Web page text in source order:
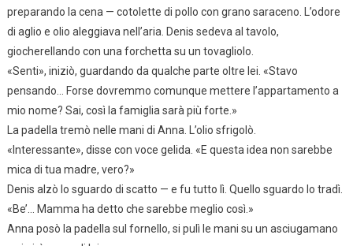
preparando la cena — cotolette di pollo con grano saraceno. L’odore
di aglio e olio aleggiava nell’aria. Denis sedeva al tavolo,
giocherellando con una forchetta su un tovagliolo.
«Senti», iniziò, guardando da qualche parte oltre lei. «Stavo
pensando… Forse dovremmo comunque mettere l’appartamento a
mio nome? Sai, così la famiglia sarà più forte.»
La padella tremò nelle mani di Anna. L’olio sfrigolò.
«Interessante», disse con voce gelida. «E questa idea non sarebbe
mica di tua madre, vero?»
Denis alzò lo sguardo di scatto — e fu tutto lì. Quello sguardo lo tradì.
«Be’… Mamma ha detto che sarebbe meglio così.»
Anna posò la padella sul fornello, si pulì le mani su un asciugamano